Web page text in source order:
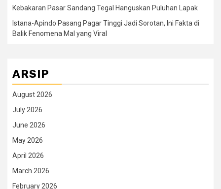
Kebakaran Pasar Sandang Tegal Hanguskan Puluhan Lapak
Istana-Apindo Pasang Pagar Tinggi Jadi Sorotan, Ini Fakta di
Balik Fenomena Mal yang Viral
ARSIP
August 2026
July 2026
June 2026
May 2026
April 2026
March 2026
February 2026